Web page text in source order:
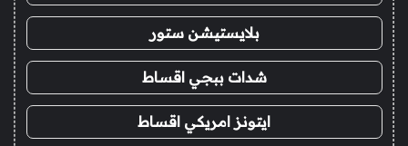
بلايستيشن ستور
شدات ببجي اقساط
ايتونز امريكي اقساط